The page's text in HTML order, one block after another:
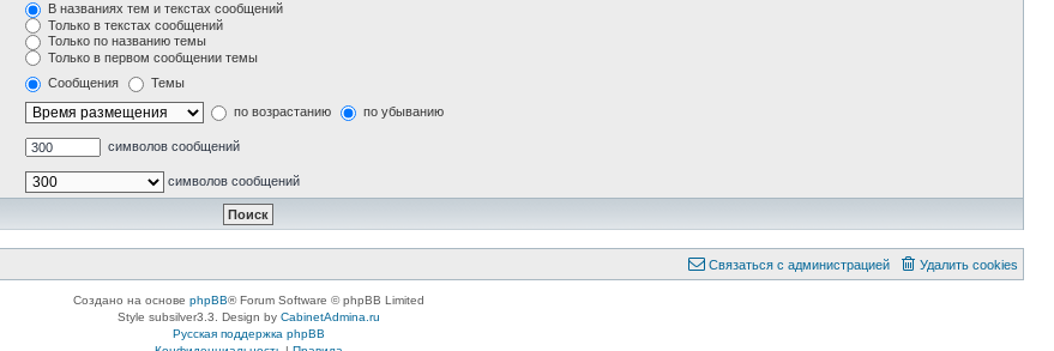
В названиях тем и текстах сообщений
Только в текстах сообщений
Только по названию темы
Только в первом сообщении темы
Сообщения Темы
по возрастанию по убыванию
символов сообщений
символов сообщений
Удалить cookies
Связаться с администрацией
Создано на основе phpBB® Forum Software © phpBB Limited
Style subsilver3.3. Design by CabinetAdmina.ru
Русская поддержка phpBB